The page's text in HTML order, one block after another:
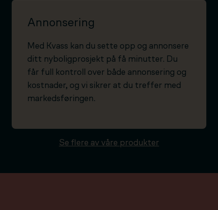
Annonsering
Med Kvass kan du sette opp og annonsere
ditt nyboligprosjekt på få minutter. Du
får full kontroll over både annonsering og
kostnader, og vi sikrer at du treffer med
markedsføringen.
Se flere av våre produkter